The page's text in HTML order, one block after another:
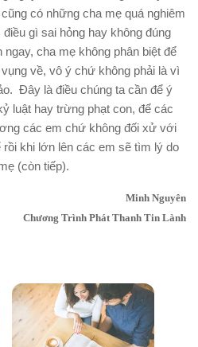
có những cha mẹ quá nghiêm
gì sai hỏng hay không đúng
cha mẹ không phân biệt để
về, vô ý chứ không phải là vì
Đây là điều chúng ta cần để ý
luật hay trừng phạt con, để các
các em chứ không đối xử với
khi lớn lên các em sẽ tìm lý do
(còn tiếp).
Minh Nguyên
Chương Trình Phát Thanh Tin Lành